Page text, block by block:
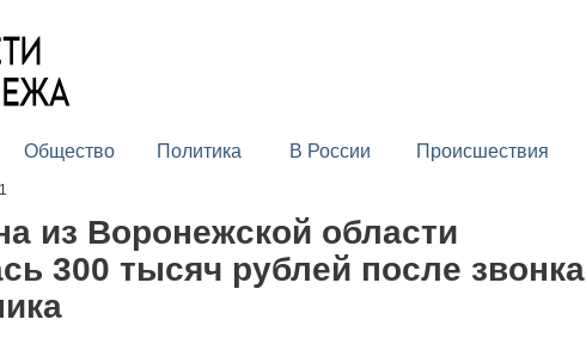
Общество Политика В России Происшествия
из Воронежской области
300 тысяч рублей после звонка